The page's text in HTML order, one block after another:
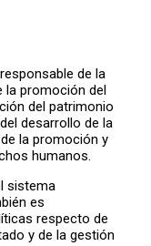
de la
la promoción del
del patrimonio
desarrollo de la
la promoción y
humanos.
sistema
es
respecto de
y de la gestión